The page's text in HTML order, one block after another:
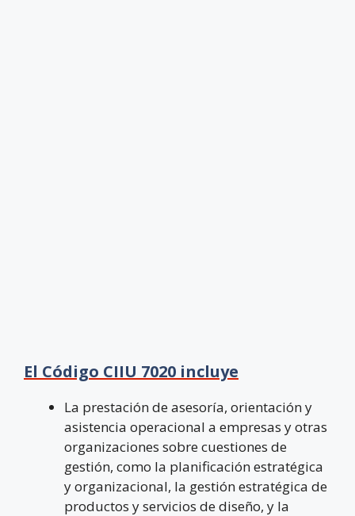
El Código CIIU 7020 incluye
La prestación de asesoría, orientación y
asistencia operacional a empresas y otras
organizaciones sobre cuestiones de
gestión, como la planificación estratégica
y organizacional, la gestión estratégica de
productos y servicios de diseño, y la